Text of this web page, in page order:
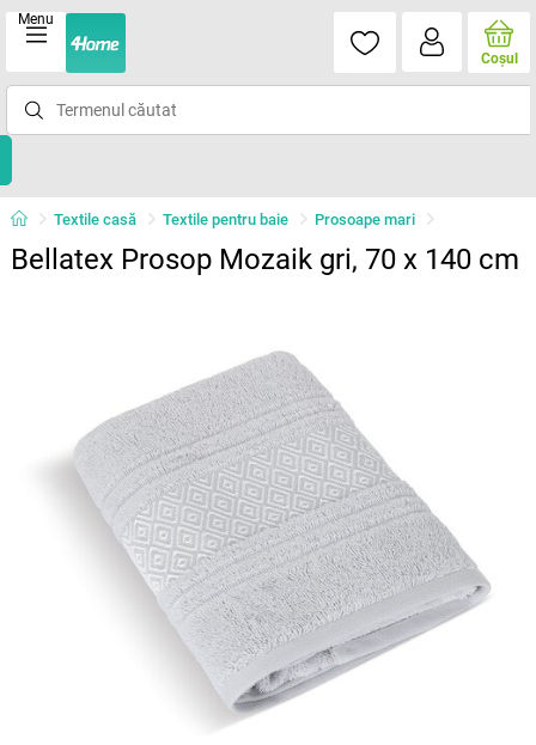
Menu
Coşul
Textile casă Textile pentru baie Prosoape mari
Bellatex Prosop Mozaik gri, 70 x 140 cm